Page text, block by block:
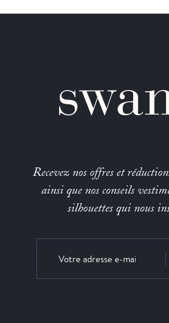
Recevez nos offres et
ainsi que nos conseils
silhouettes qui nous